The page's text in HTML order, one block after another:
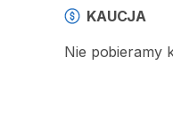
KAUCJA
Nie pobieramy